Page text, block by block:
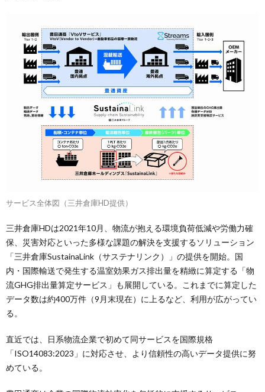
サービス全体図（三井倉庫HD提供）
三井倉庫HDは2021年10月、物流が抱える環境負荷低減や労働力確
保、災害対応といった多様な課題の解決を支援するソリューション
「三井倉庫SustainaLink（サステナリンク）」の提供を開始。国
内・国際輸送で発生する温室効果ガス排出量を精緻に算定する「物
流GHG排出量算定サービス」も展開している。これまでに算定した
データ数は約400万件（9月末現在）に上るなど、利用が広がってい
る。
直近では、日系物流企業で初めて同サービスを国際規格
「ISO14083:2023」に対応させ、より信頼性の高いデータ提供に努
めている。